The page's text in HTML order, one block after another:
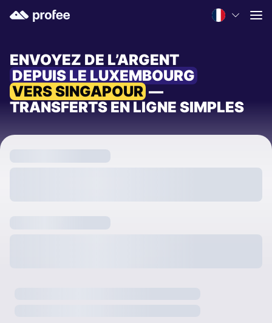
ENVOYEZ DE L’ARGENT
DEPUIS LE LUXEMBOURG
VERS SINGAPOUR —
TRANSFERTS EN LIGNE SIMPLES